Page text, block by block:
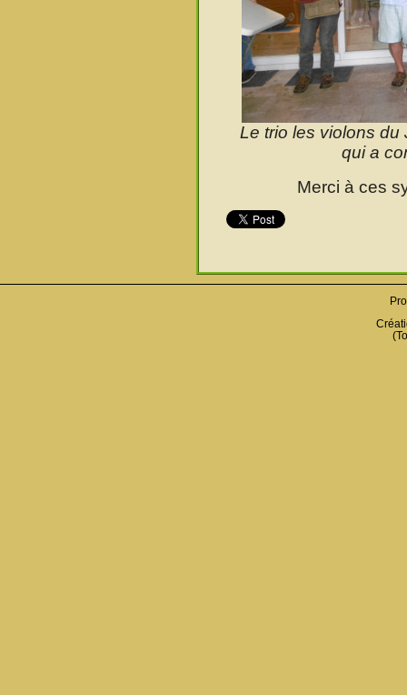
Le trio les violons du
qui a
Merci à ces